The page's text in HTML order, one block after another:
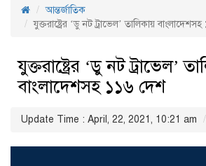
আন্তর্জাতিক
যুক্তরাষ্ট্রের ‘ডু নট ট্রাভেল’ তালিকায়
যুক্তরাষ্ট্রের ‘ডু নট ট্রাভেল’
বাংলাদেশসহ ১১৬ দেশ
Update Time : April, 22, 2021, 10:21 am